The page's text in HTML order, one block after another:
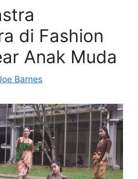
di Fashion
Anak Muda
Barnes